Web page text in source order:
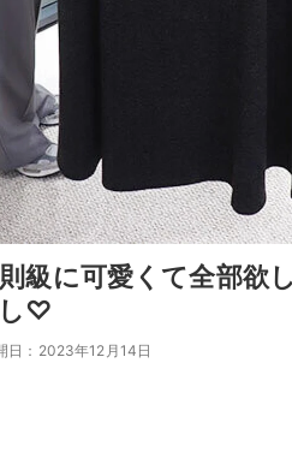
級に可愛くて全部欲
し♡
日：2023年12月14日